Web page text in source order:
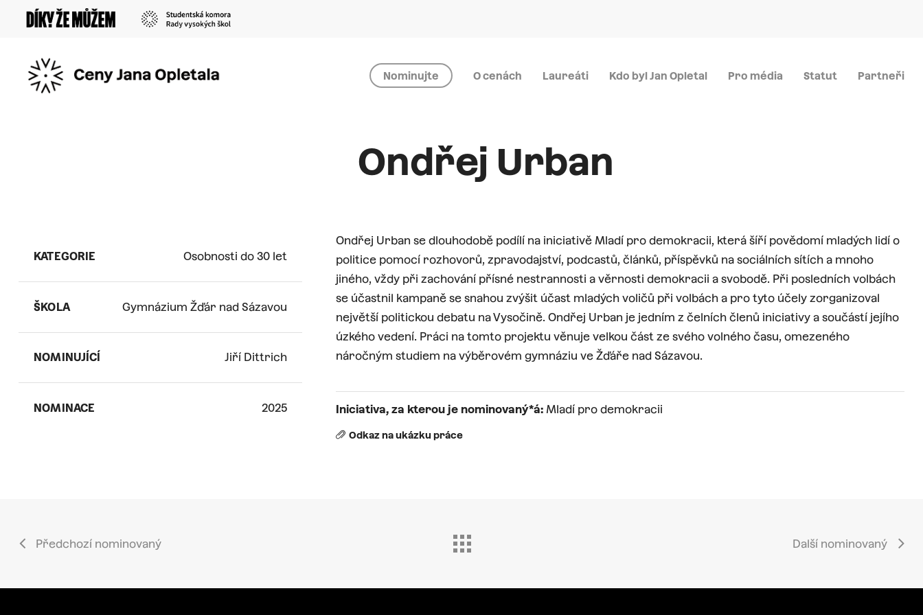
content
Nominujte O cenách Laureáti Kdo byl Jan Opletal Pro média Statut Partneři
Ondřej Urban
KATEGORIE Osobnosti do 30 let
ŠKOLA Gymnázium Žďár nad Sázavou
NOMINUJÍCÍ Jiří Dittrich
NOMINACE 2025
Ondřej Urban se dlouhodobě podílí na iniciativě Mladí pro demokracii, která šíří povědomí mladých lidí o
politice pomocí rozhovorů, zpravodajství, podcastů, článků, příspěvků na sociálních sítích a mnoho
jiného, vždy při zachování přísné nestrannosti a věrnosti demokracii a svobodě. Při posledních volbách
se účastnil kampaně se snahou zvýšit účast mladých voličů při volbách a pro tyto účely zorganizoval
největší politickou debatu na Vysočině. Ondřej Urban je jedním z čelních členů iniciativy a součástí jejího
úzkého vedení. Práci na tomto projektu věnuje velkou část ze svého volného času, omezeného
náročným studiem na výběrovém gymnáziu ve Žďáře nad Sázavou.
Iniciativa, za kterou je nominovaný*á: Mladí pro demokracii
Odkaz na ukázku práce
Předchozí nominovaný Další nominovaný